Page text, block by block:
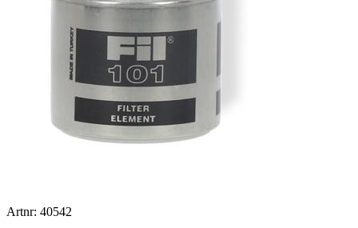
Artnr: 40542